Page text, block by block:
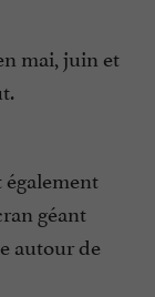
mai, juin et
géant
autour de